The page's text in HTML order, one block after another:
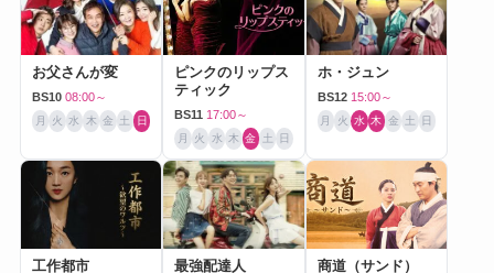
お父さんが変
BS10 08:00～
月 火 水 木 金 土 日
ピンクのリップス
ティック
BS11 17:00～
月 火 水 木 金 土 日
ホ・ジュン
BS12 15:00～
月 火 水 木 金 土 日
工作都市 最強配達人 商道（サンド）